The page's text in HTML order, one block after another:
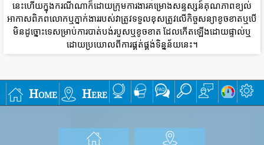
នេះហើយក្នុងករណីណាក៏ដោយក្រុមការងារគម្រោងសន្ទស្សន៍គុណភាពខ្យល់
អាកាសពិភពលោកឬភ្នាក់ងាររបស់វាត្រូវទទួលខុសត្រូវលើកិច្ចសន្យាខូចខាតឬបើ
មិនដូច្នោះទេសម្រាប់ការបាត់បង់របួសឬខូចខាត ដែលកើតឡើងដោយផ្ទាល់ឬ
ដោយប្រយោលពីការផ្គត់ផ្គង់ទិន្នន័យនេះ។
Home Here